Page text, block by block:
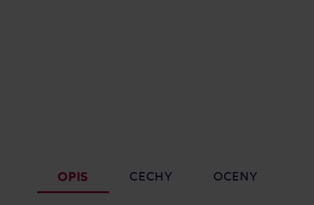
OPIS CECHY OCENY